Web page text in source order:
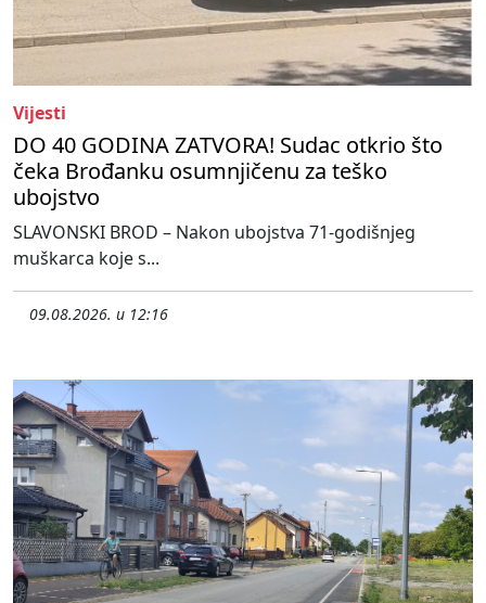
Vijesti
DO 40 GODINA ZATVORA! Sudac otkrio što
čeka Brođanku osumnjičenu za teško
ubojstvo
SLAVONSKI BROD – Nakon ubojstva 71-godišnjeg
muškarca koje s...
09.08.2026. u 12:16